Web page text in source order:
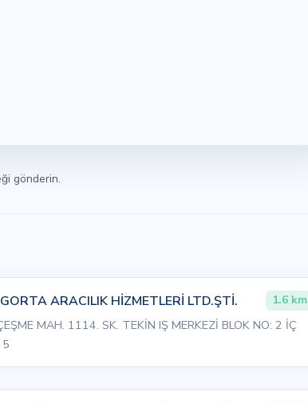
gönderin.
ARACILIK HİZMETLERİ LTD.ŞTİ. 1.6 km
MAH. 1114. SK. TEKİN IŞ MERKEZİ BLOK NO: 2 İÇ
5